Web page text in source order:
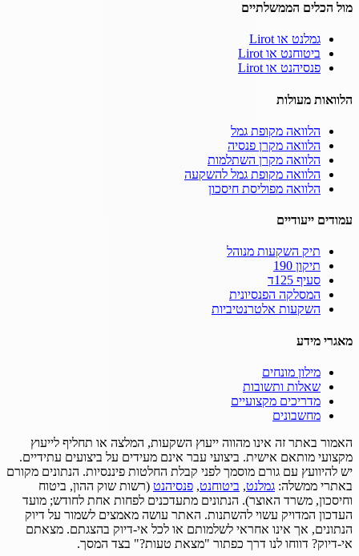
מול הכלים הממשלתיים
גמלנט או Lirot
ביטוחנט או Lirot
פנסיהנט או Lirot
הלוואות מעולות
הלוואה מקופת גמל
הלוואה מקרן פנסיה
הלוואה מקרן השתלמות
הלוואה מקופת גמל להשקעה
הלוואה מפוליסת חיסכון
עמודים ייעודיים
תיק השקעות מנוהל
תיקון 190
סעיף 125ד
המסלקה הפנסיונית
השקעות אלטרנטיביות
מאגרי מידע
מילון מונחים
שאלות ותשובות
מדריכים מקצועיים
מחשבונים
האמור באתר זה אינו מהווה ייעוץ השקעות, המלצה או תחליף לייעוץ
מקצועי מותאם אישית. ביצועי עבר אינם מעידים על ביצועים עתידיים.
יש להיוועץ עם גורם מוסמך לפני קבלת החלטות פיננסיות. הנתונים מקורם
באתרי ממשלה: גמלנט, ביטוחנט, פנסיהנט (רשות שוק ההון, ביטוח
וחיסכון, משרד האוצר). הנתונים מתעדכנים לפחות אחת לחודש; מועד
העדכון המדויק עשוי להשתנות. האתר עושה מאמצים לשמור על דיוק
הנתונים, אך אינו אחראי לשלמותם או לכל אי-דיוק בהצגתם. מצאתם
אי-דיוק? דווחו לנו דרך כפתור "מצאת טעות?" בצד המסך.